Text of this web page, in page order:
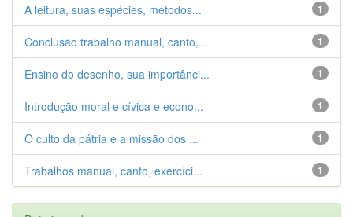
1
A leitura, suas espécies, métodos...
1
Conclusão trabalho manual, canto,...
1
Ensino do desenho, sua importânci...
1
Introdução moral e cívica e econo...
1
O culto da pátria e a missão dos ...
1
Trabalhos manual, canto, exercíci...